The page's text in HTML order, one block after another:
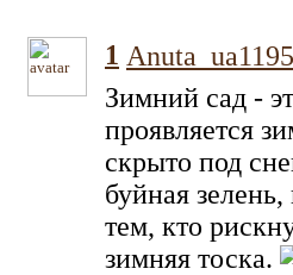
1 Anuta_ua1195
Зимний сад -
проявляется
скрыто под
буйная
тем, кто
зимняя тоска.